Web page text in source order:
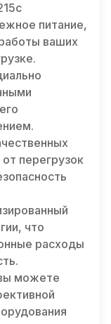
питание,
ваших
перегрузок
что
расходы
можете